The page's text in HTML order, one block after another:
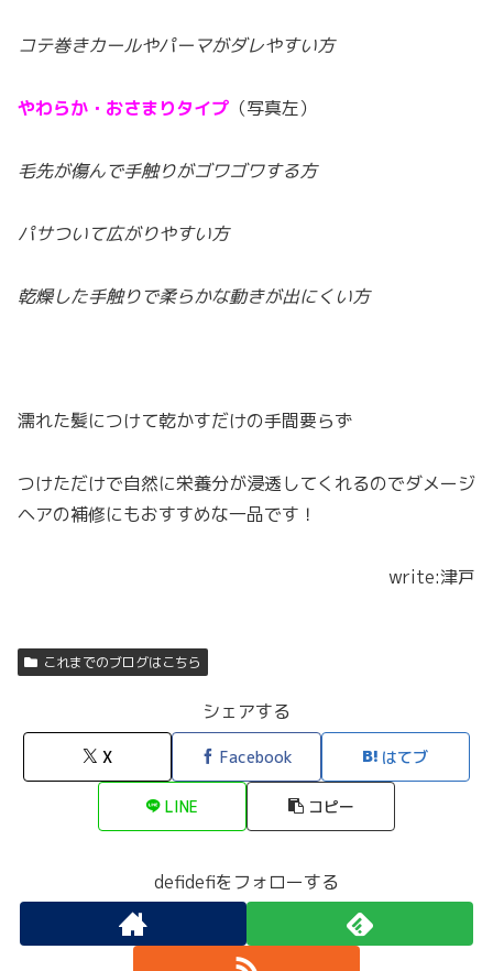
コテ巻きカールやパーマがダレやすい方
やわらか・おさまりタイプ （写真左）
毛先が傷んで手触りがゴワゴワする方
パサついて広がりやすい方
乾燥した手触りで柔らかな動きが出にくい方
濡れた髪につけて乾かすだけの手間要らず
つけただけで自然に栄養分が浸透してくれるのでダメージ
ヘアの補修にもおすすめな一品です！
write:津戸
これまでのブログはこちら
シェアする
X Facebook はてブ
LINE コピー
defidefiをフォローする